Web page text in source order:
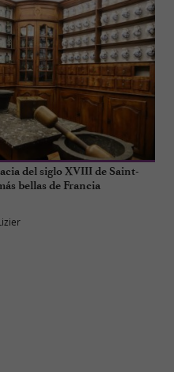
del siglo XVIII de Saint-
bellas de Francia